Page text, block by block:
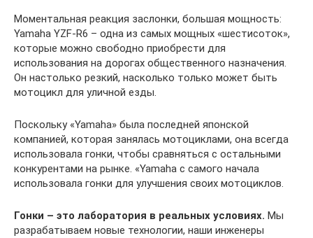
Моментальная реакция заслонки, большая мощность:
Yamaha YZF-R6 – одна из самых мощных «шестисоток»,
которые можно свободно приобрести для
использования на дорогах общественного назначения.
Он настолько резкий, насколько только может быть
мотоцикл для уличной езды.
Поскольку «Yamaha» была последней японской
компанией, которая занялась мотоциклами, она всегда
использовала гонки, чтобы сравняться с остальными
конкурентами на рынке. «Yamaha с самого начала
использовала гонки для улучшения своих мотоциклов.
Гонки – это лаборатория в реальных условиях. Мы
разрабатываем новые технологии, наши инженеры